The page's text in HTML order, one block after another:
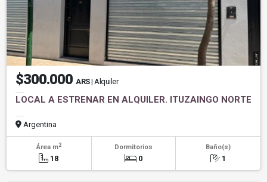
$300.000 ARS| Alquiler
LOCAL A ESTRENAR EN ALQUILER. ITUZAINGO NORTE
Argentina
Área m2
18
Dormitorios
0
Baño(s)
1